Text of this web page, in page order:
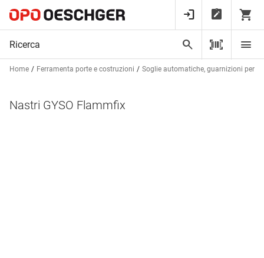
Home Ferramenta porte e costruzioni Soglie automatiche, guarnizioni per
Nastri GYSO Flammfix